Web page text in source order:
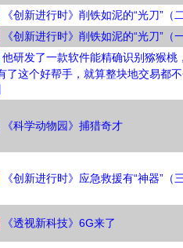
《创新进行时》削铁如泥的“光刀”（
《创新进行时》削铁如泥的“光刀”（
他研发了一款软件能精确识别猕猴桃
了这个好帮手，就算整块地交易都
《科学动物园》捕猎奇才
《创新进行时》应急救援有“神器”（
《透视新科技》6G来了